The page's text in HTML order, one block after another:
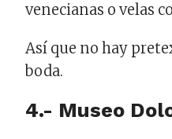
venecianas o velas
Así que no hay
boda.
4.- Museo